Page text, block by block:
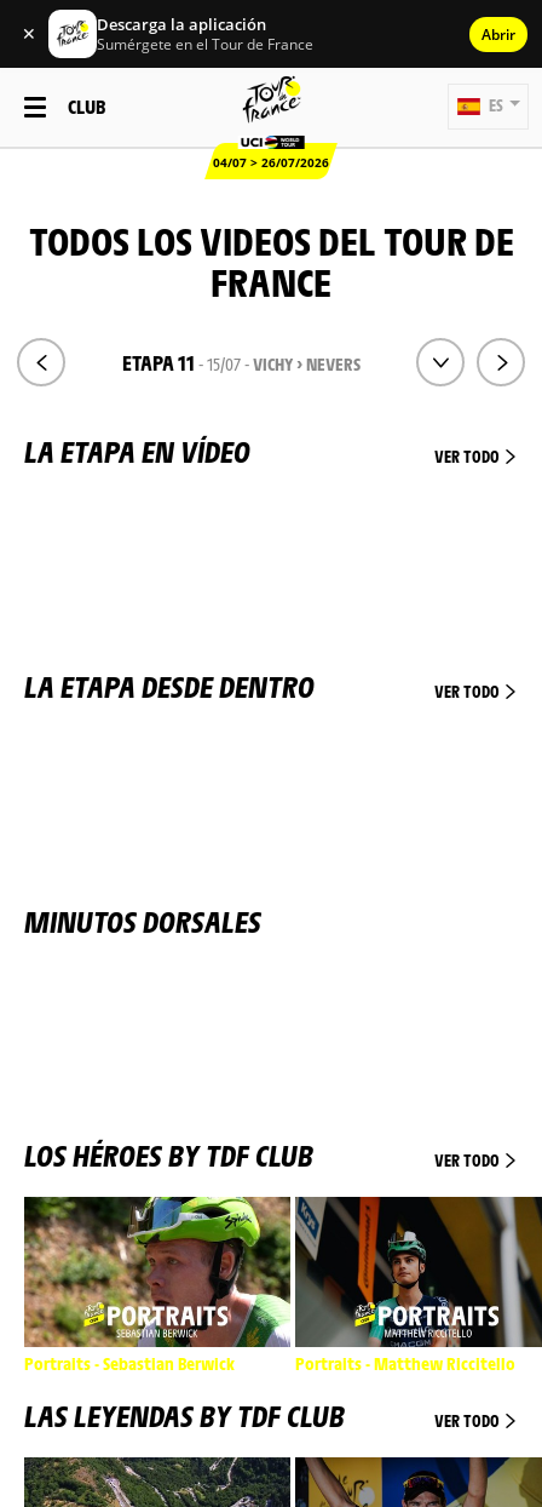
✕ Descarga la aplicación
Sumérgete en el Tour de France Abrir
CLUB
04/07 > 26/07/2026
ES
TODOS LOS VIDEOS DEL TOUR DE
FRANCE
ETAPA 11 - 15/07 -VICHY > NEVERS
LA ETAPA EN VÍDEO VER TODO
LA ETAPA DESDE DENTRO VER TODO
MINUTOS DORSALES
LOS HÉROES BY TDF CLUB VER TODO
Portraits - Sebastian Berwick Portraits - Matthew Riccitello
LAS LEYENDAS BY TDF CLUB VER TODO